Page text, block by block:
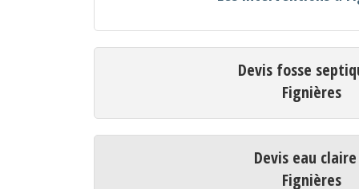
Devis fosse
Fignières
Devis eau
Fignières